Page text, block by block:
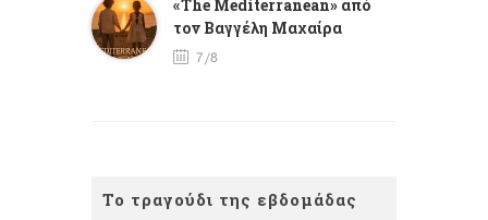
«The Mediterranean» από
τον Βαγγέλη Μαχαίρα
7/8
Το τραγούδι της εβδομάδας